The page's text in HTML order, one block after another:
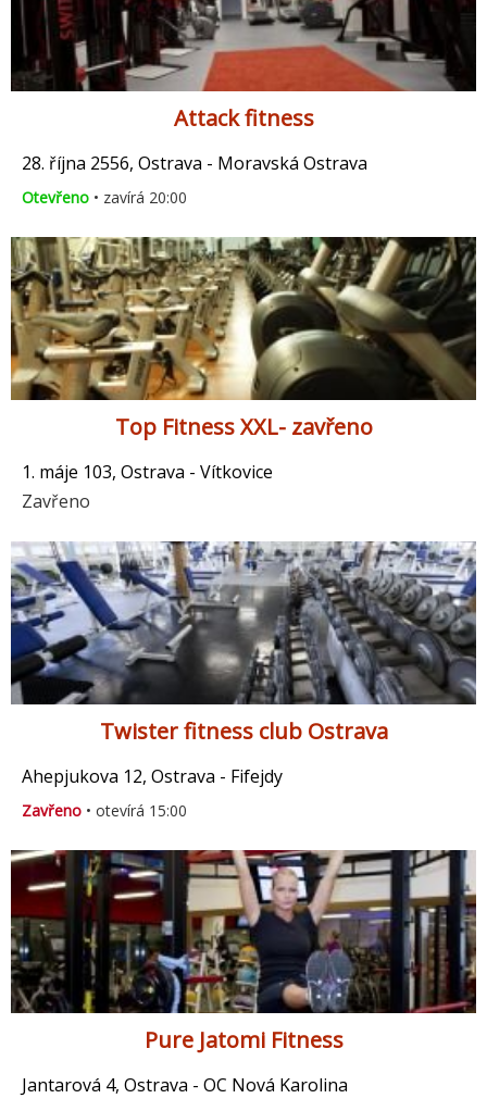
Attack fitness
28. října 2556, Ostrava - Moravská Ostrava
Otevřeno • zavírá 20:00
Top Fitness XXL- zavřeno
1. máje 103, Ostrava - Vítkovice
Zavřeno
Twister fitness club Ostrava
Ahepjukova 12, Ostrava - Fifejdy
Zavřeno • otevírá 15:00
Pure Jatomi Fitness
Jantarová 4, Ostrava - OC Nová Karolina